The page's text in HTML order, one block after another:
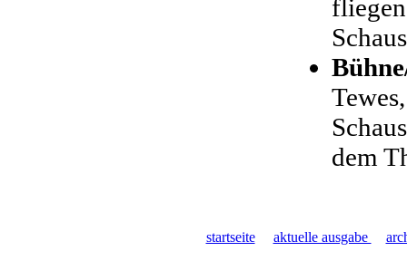
dem
startseite aktuelle ausgabe